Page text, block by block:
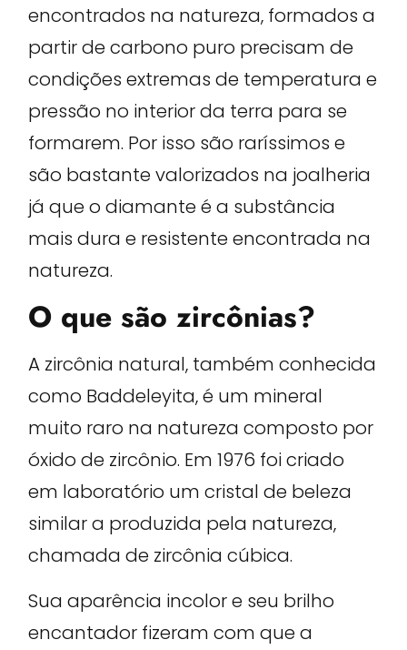
encontrados na natureza, formados a
partir de carbono puro precisam de
condições extremas de temperatura e
pressão no interior da terra para se
formarem. Por isso são raríssimos e
são bastante valorizados na joalheria
já que o diamante é a substância
mais dura e resistente encontrada na
natureza.
O que são zircônias?
A zircônia natural, também conhecida
como Baddeleyita, é um mineral
muito raro na natureza composto por
óxido de zircônio. Em 1976 foi criado
em laboratório um cristal de beleza
similar a produzida pela natureza,
chamada de zircônia cúbica.
Sua aparência incolor e seu brilho
encantador fizeram com que a